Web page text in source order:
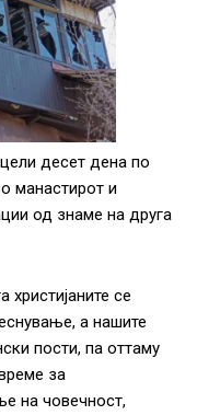
десет дена по
манастирот и
од знаме на друга
се
а нашите
пости, па оттаму
за
на човечност,